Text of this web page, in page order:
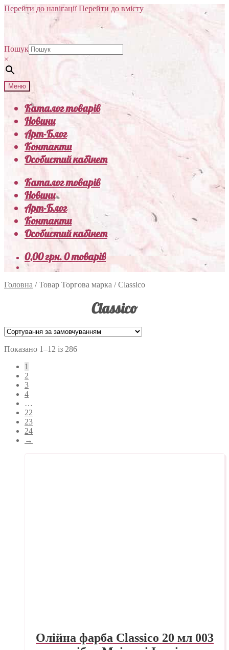
Перейти до навігації Перейти до вмісту
Пошук
×
Меню
Каталог товарів
Новини
Арт-Блог
Контакти
Особистий кабінет
Каталог товарів
Новини
Арт-Блог
Контакти
Особистий кабінет
0,00грн.0 товарів
Головна /Товар Торгова марка /Classico
Classico
Показано 1–12 із 286
1
2
3
4
…
22
23
24
→
Олійна фарба Classico 20 мл 003